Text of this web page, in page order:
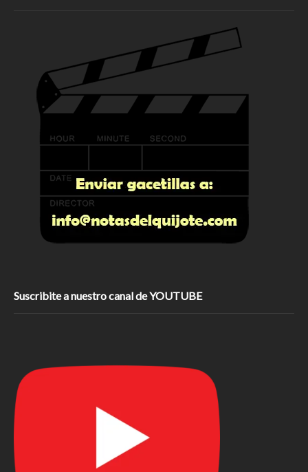
Suscribite a nuestro canal de YOUTUBE